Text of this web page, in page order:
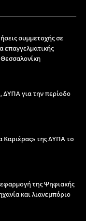
συμμετοχής σε
επαγγελματικής
για την περίοδο
Καριέρας» της ΔΥΠΑ το
της Ψηφιακής
και λιανεμπόριο